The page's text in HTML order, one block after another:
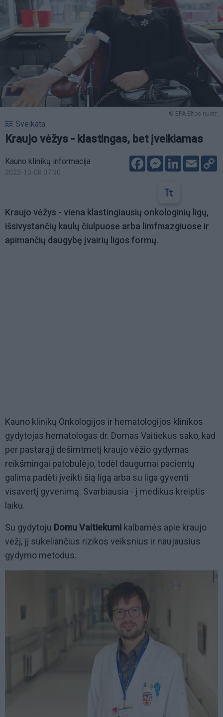
© EPA-Eltos nuotr.
Sveikata
Kraujo vėžys - klastingas, bet įveikiamas
Kauno klinikų informacija
2022-10-08 07:30
FacebookMessenger
LinkedIn
Email
Kraujo vėžys - viena klastingiausių onkologinių ligų,
išsivystančių kaulų čiulpuose arba limfmazgiuose ir
apimančių daugybę įvairių ligos formų.
Kauno klinikų Onkologijos ir hematologijos klinikos
gydytojas hematologas dr. Domas Vaitiekus sako, kad
per pastarąjį dešimtmetį kraujo vėžio gydymas
reikšmingai patobulėjo, todėl daugumai pacientų
galima padėti įveikti šią ligą arba su liga gyventi
visavertį gyvenimą. Svarbiausia - į medikus kreiptis
laiku.
Su gydytoju Domu Vaitiekumi kalbamės apie kraujo
vėžį, jį sukeliančius rizikos veiksnius ir naujausius
gydymo metodus.